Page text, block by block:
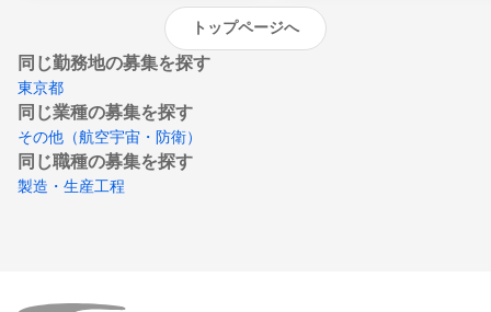
トップページへ
同じ勤務地の募集を探す
東京都
同じ業種の募集を探す
その他（航空宇宙・防衛）
同じ職種の募集を探す
製造・生産工程